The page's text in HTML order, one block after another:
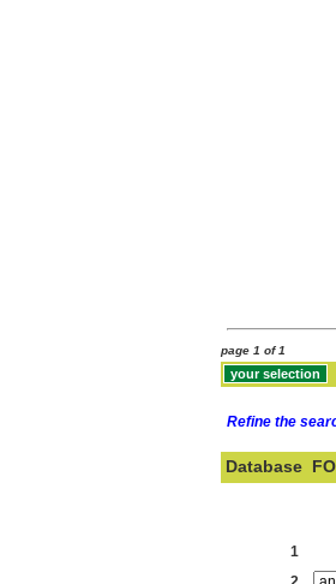
page 1 of 1
Refine the
Database
1